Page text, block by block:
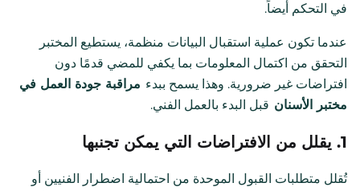
في التحكم أيضاً.
عندما تكون عملية استقبال البيانات منظمة، يستطيع المختبر
التحقق من اكتمال المعلومات بما يكفي للمضي قدمًا دون
افتراضات غير ضرورية. وهذا يسمح ببدء مراقبة جودة العمل في
مختبر الأسنان قبل البدء بالعمل الفني.
1. يقلل من الافتراضات التي يمكن تجنبها
تُقلل متطلبات القبول الموحدة من احتمالية اضطرار الفنيين أو